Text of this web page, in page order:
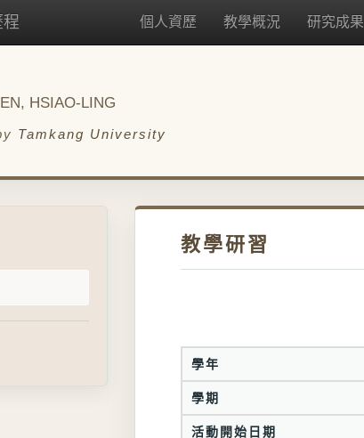
個人資歷 教學概況 研究成果
HSIAO-LING
Tamkang University
教學研習
學年
學期
活動開始日期